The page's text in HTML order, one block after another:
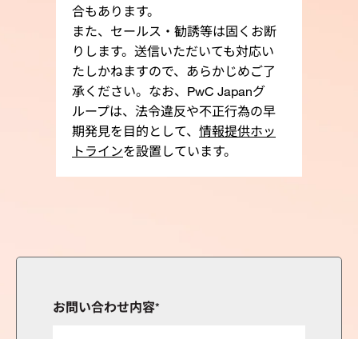
合もあります。
また、セールス・勧誘等は固くお断
りします。送信いただいても対応い
たしかねますので、あらかじめご了
承ください。なお、PwC Japanグ
ループは、法令違反や不正行為の早
期発見を目的として、 情報提供ホッ
トラインを設置しています。
お問い合わせ内容*